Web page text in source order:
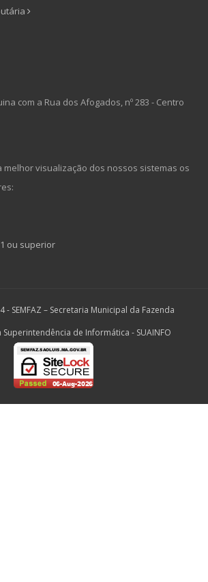
com a Rua dos Afogados, nº 283 - Centro
melhor visualização dos nossos sistemas os
ou superior
- SEMFAZ – Secretaria Municipal da Fazenda
de Informática - SUAINFO